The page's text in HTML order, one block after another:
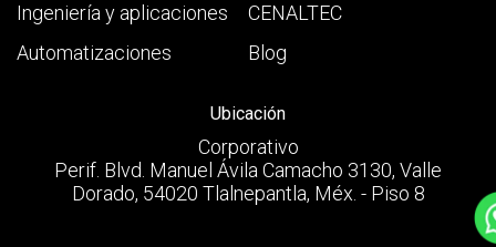
Ingeniería y aplicaciones
Automatizaciones
CENALTEC
Blog
Ubicación
Corporativo
Perif. Blvd. Manuel Ávila Camacho 3130, Valle
Dorado, 54020 Tlalnepantla, Méx. - Piso 8